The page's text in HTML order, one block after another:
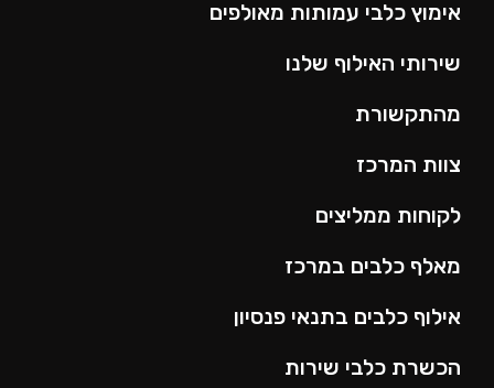
אימוץ כלבי עמותות מאולפים
שירותי האילוף שלנו
מהתקשורת
צוות המרכז
לקוחות ממליצים
מאלף כלבים במרכז
אילוף כלבים בתנאי פנסיון
הכשרת כלבי שירות